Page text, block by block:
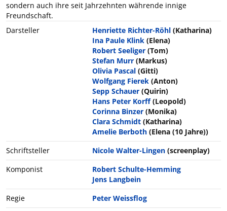
sondern auch ihre seit Jahrzehnten währende innige
Freundschaft.
Darsteller
Henriette Richter-Röhl (Katharina)
Ina Paule Klink (Elena)
Robert Seeliger (Tom)
Stefan Murr (Markus)
Olivia Pascal (Gitti)
Wolfgang Fierek (Anton)
Sepp Schauer (Quirin)
Hans Peter Korff (Leopold)
Corinna Binzer (Monika)
Clara Schmidt (Katharina)
Amelie Berboth (Elena (10 Jahre))
Schriftsteller
Nicole Walter-Lingen (screenplay)
Komponist
Robert Schulte-Hemming
Jens Langbein
Regie
Peter Weissflog